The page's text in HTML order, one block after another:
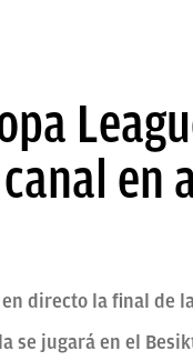
en
directo la final de
se jugará en el